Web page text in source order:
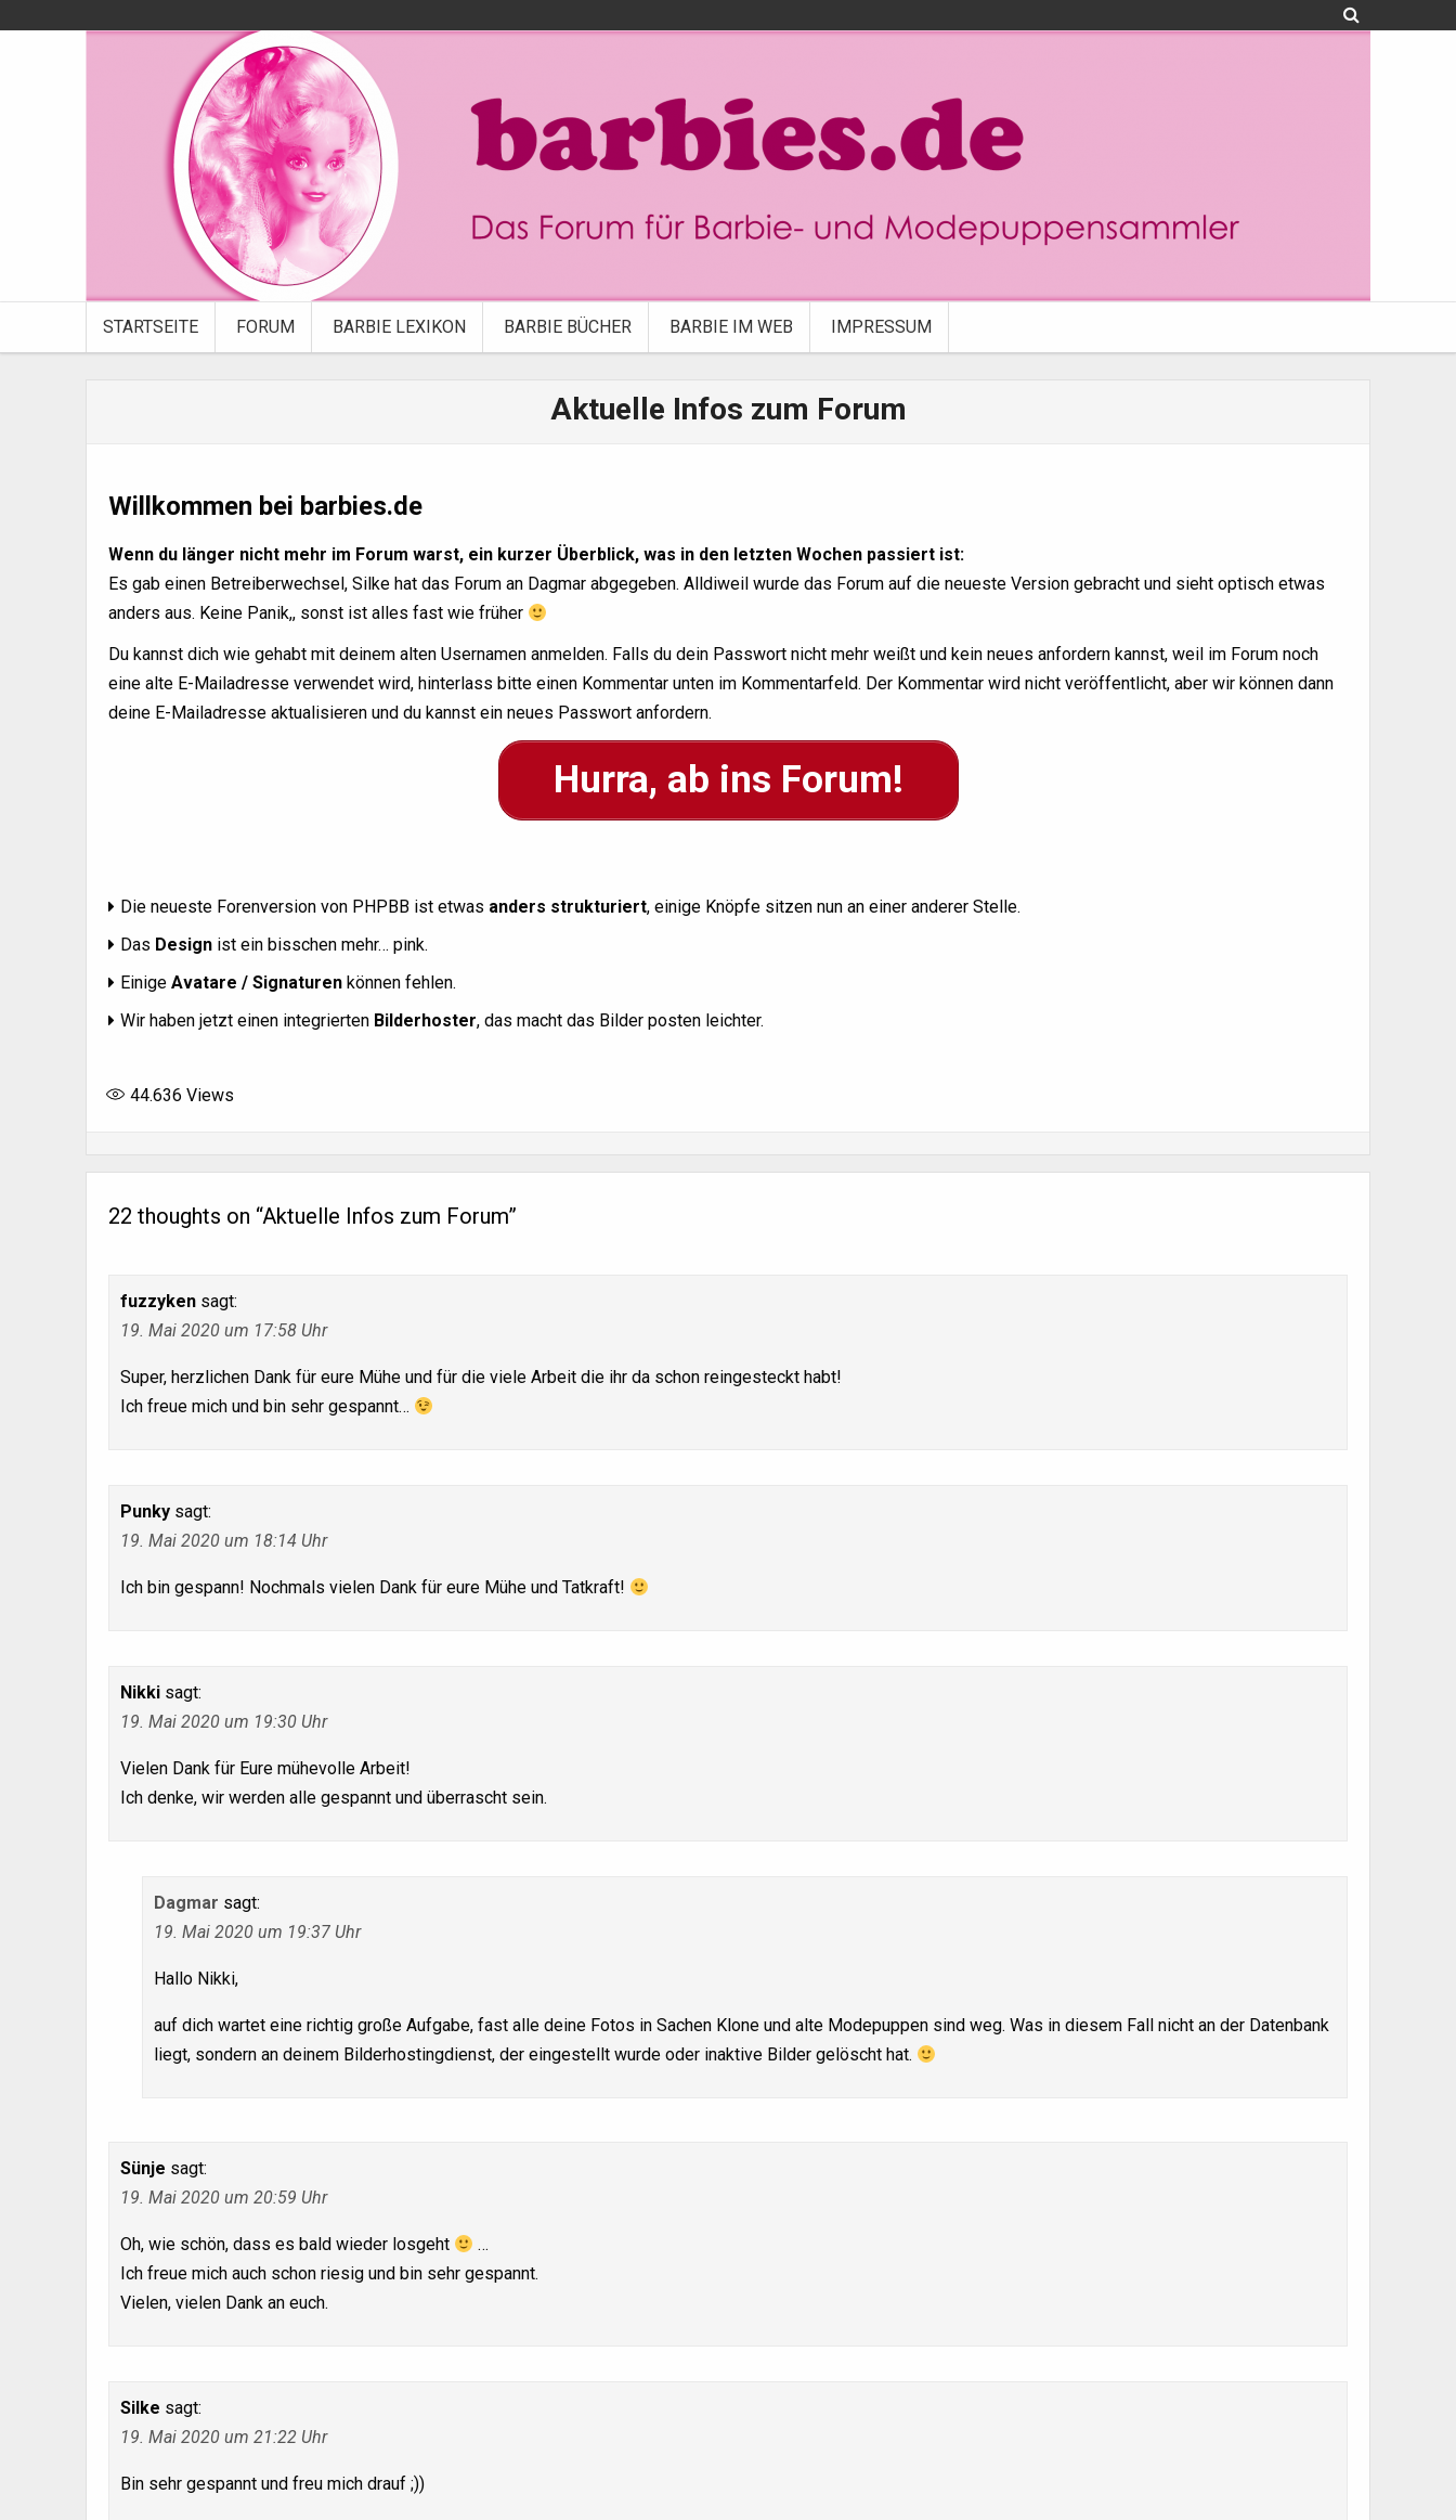
STARTSEITE FORUM BARBIE LEXIKON BARBIE BÜCHER BARBIE IM WEB IMPRESSUM
Aktuelle Infos zum Forum
Willkommen bei barbies.de
Wenn du länger nicht mehr im Forum warst, ein kurzer Überblick, was in den letzten Wochen passiert ist:
Es gab einen Betreiberwechsel, Silke hat das Forum an Dagmar abgegeben. Alldiweil wurde das Forum auf die neueste Version gebracht und sieht optisch etwas
anders aus. Keine Panik,, sonst ist alles fast wie früher
Du kannst dich wie gehabt mit deinem alten Usernamen anmelden. Falls du dein Passwort nicht mehr weißt und kein neues anfordern kannst, weil im Forum noch
eine alte E-Mailadresse verwendet wird, hinterlass bitte einen Kommentar unten im Kommentarfeld. Der Kommentar wird nicht veröffentlicht, aber wir können dann
deine E-Mailadresse aktualisieren und du kannst ein neues Passwort anfordern.
Hurra, ab ins Forum!
Die neueste Forenversion von PHPBB ist etwas anders strukturiert, einige Knöpfe sitzen nun an einer anderer Stelle.
Das Design ist ein bisschen mehr… pink.
Einige Avatare / Signaturen können fehlen.
Wir haben jetzt einen integrierten Bilderhoster, das macht das Bilder posten leichter.
44.636 Views
22 thoughts on “Aktuelle Infos zum Forum”
fuzzyken sagt:
19. Mai 2020 um 17:58 Uhr
Super, herzlichen Dank für eure Mühe und für die viele Arbeit die ihr da schon reingesteckt habt!
Ich freue mich und bin sehr gespannt…
Punky sagt:
19. Mai 2020 um 18:14 Uhr
Ich bin gespann! Nochmals vielen Dank für eure Mühe und Tatkraft!
Nikki sagt:
19. Mai 2020 um 19:30 Uhr
Vielen Dank für Eure mühevolle Arbeit!
Ich denke, wir werden alle gespannt und überrascht sein.
Dagmar sagt:
19. Mai 2020 um 19:37 Uhr
Hallo Nikki,
auf dich wartet eine richtig große Aufgabe, fast alle deine Fotos in Sachen Klone und alte Modepuppen sind weg. Was in diesem Fall nicht an der Datenbank
liegt, sondern an deinem Bilderhostingdienst, der eingestellt wurde oder inaktive Bilder gelöscht hat.
Sünje sagt:
19. Mai 2020 um 20:59 Uhr
Oh, wie schön, dass es bald wieder losgeht
…
Ich freue mich auch schon riesig und bin sehr gespannt.
Vielen, vielen Dank an euch.
Silke sagt:
19. Mai 2020 um 21:22 Uhr
Bin sehr gespannt und freu mich drauf ;))